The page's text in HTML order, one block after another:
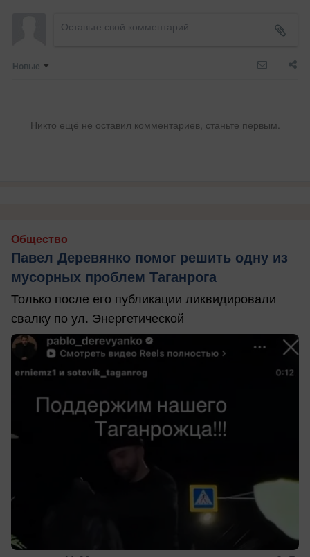
Новые
Никто ещё не оставил комментариев, станьте первым.
Общество
Павел Деревянко помог решить одну из
мусорных проблем Таганрога
Только после его публикации ликвидировали
свалку по ул. Энергетической